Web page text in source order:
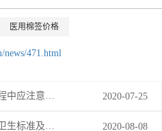
医用棉签价格
news/471.html
医用纱布块在生产过程中应注意到的问题 2020-07-25
医用棉签生产要求、卫生标准及物理性能 2020-08-08